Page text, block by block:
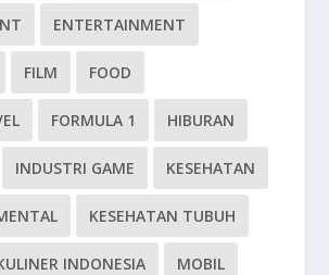
ENTERTAINMENT
FILM FOOD
FORMULA 1 HIBURAN
INDUSTRI GAME KESEHATAN
KESEHATAN TUBUH
INDONESIA MOBIL